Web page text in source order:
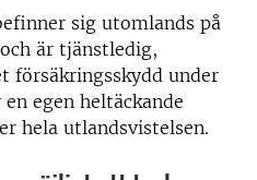
sig utomlands på
är tjänstledig,
försäkringsskydd under
egen heltäckande
hela utlandsvistelsen.